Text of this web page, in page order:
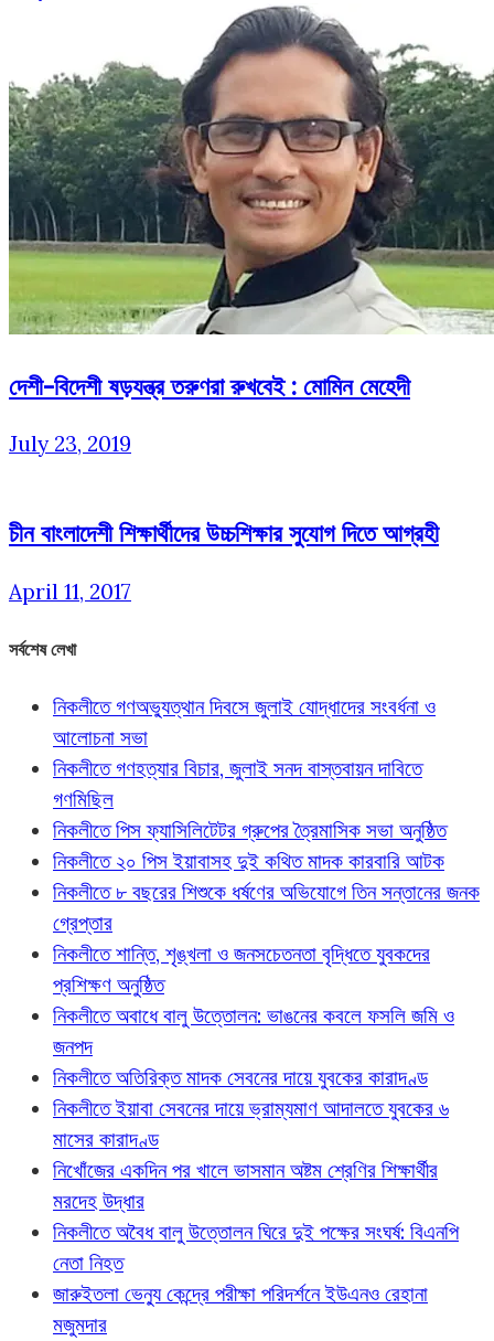
দেশী-বিদেশী ষড়যন্ত্র তরুণরা রুখবেই : মোমিন মেহেদী
July 23, 2019
চীন বাংলাদেশী শিক্ষার্থীদের উচ্চশিক্ষার সুযোগ দিতে আগ্রহী
April 11, 2017
সর্বশেষ লেখা
নিকলীতে গণঅভ্যুত্থান দিবসে জুলাই যোদ্ধাদের সংবর্ধনা ও
আলোচনা সভা
নিকলীতে গণহত্যার বিচার, জুলাই সনদ বাস্তবায়ন দাবিতে
গণমিছিল
নিকলীতে পিস ফ্যাসিলিটেটর গ্রুপের ত্রৈমাসিক সভা অনুষ্ঠিত
নিকলীতে ২০ পিস ইয়াবাসহ দুই কথিত মাদক কারবারি আটক
নিকলীতে ৮ বছরের শিশুকে ধর্ষণের অভিযোগে তিন সন্তানের জনক
গ্রেপ্তার
নিকলীতে শান্তি, শৃঙ্খলা ও জনসচেতনতা বৃদ্ধিতে যুবকদের
প্রশিক্ষণ অনুষ্ঠিত
নিকলীতে অবাধে বালু উত্তোলন: ভাঙনের কবলে ফসলি জমি ও
জনপদ
নিকলীতে অতিরিক্ত মাদক সেবনের দায়ে যুবকের কারাদণ্ড
নিকলীতে ইয়াবা সেবনের দায়ে ভ্রাম্যমাণ আদালতে যুবকের ৬
মাসের কারাদণ্ড
নিখোঁজের একদিন পর খালে ভাসমান অষ্টম শ্রেণির শিক্ষার্থীর
মরদেহ উদ্ধার
নিকলীতে অবৈধ বালু উত্তোলন ঘিরে দুই পক্ষের সংঘর্ষ: বিএনপি
নেতা নিহত
জারুইতলা ভেন্যু কেন্দ্রে পরীক্ষা পরিদর্শনে ইউএনও রেহানা
মজুমদার